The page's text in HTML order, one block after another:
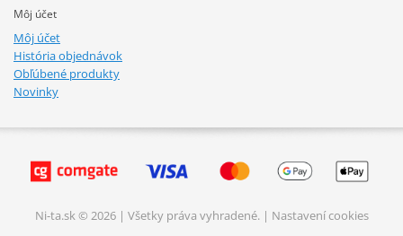
Môj účet
Môj účet
História objednávok
Obľúbené produkty
Novinky
Ni-ta.sk © 2026 | Všetky práva vyhradené. | Nastavení cookies